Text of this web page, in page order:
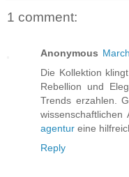
1 comment:
Anonymous
Die Kollektion
Rebellion und
Trends erzahlen.
agentur eine
Reply